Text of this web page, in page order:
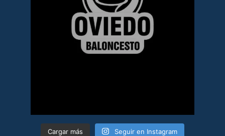
Cargar más Seguir en Instagram